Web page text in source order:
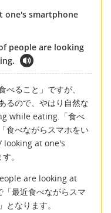
one's smartphone
people are looking
べること」ですが、
るので、やはり自然な
while eating.「食べ
食べながらスマホをい
looking at one's
。
are looking at
最近食べながらスマ
なります。